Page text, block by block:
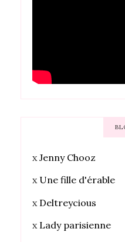
x Jenny Chooz
x Une fille d'érable
x Deltreycious
x Lady parisienne